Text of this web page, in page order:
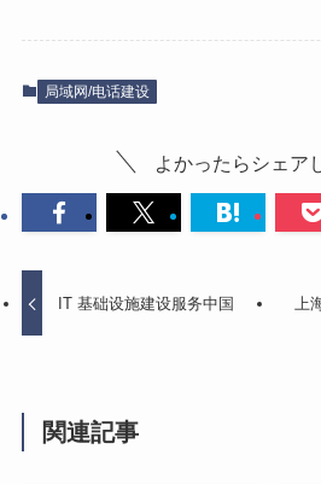
局域网/电话建设
よかったらシェア
IT 基础设施建设服务中国 上
関連記事